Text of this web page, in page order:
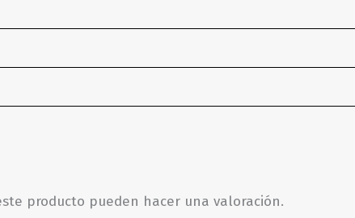
producto pueden hacer una valoración.